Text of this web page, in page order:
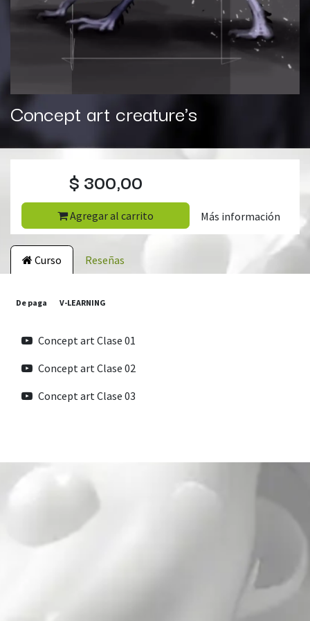
Concept art creature's
$ 300,00
Agregar al carrito Más información
Curso Reseñas
De paga V-LEARNING
Concept art Clase 01
Concept art Clase 02
Concept art Clase 03